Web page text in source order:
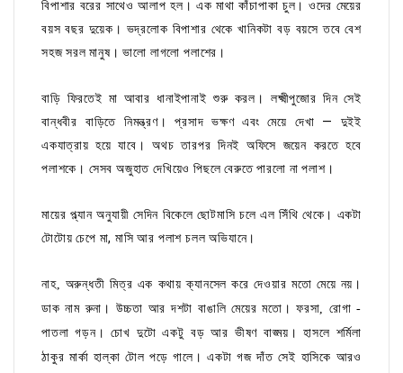
বিপাশার বরের সাথেও আলাপ হল। এক মাথা কাঁচাপাকা চুল। ওদের মেয়ের
বয়স বছর দুয়েক। ভদ্রলোক বিপাশার থেকে খানিকটা বড় বয়সে তবে বেশ
সহজ সরল মানুষ। ভালো লাগলো পলাশের।
বাড়ি ফিরতেই মা আবার ধানাইপানাই শুরু করল। লক্ষ্মীপুজোর দিন সেই
বান্ধবীর বাড়িতে নিমন্ত্রণ। প্রসাদ ভক্ষণ এবং মেয়ে দেখা — দুইই
একযাত্রায় হয়ে যাবে। অথচ তারপর দিনই অফিসে জয়েন করতে হবে
পলাশকে। সেসব অজুহাত দেখিয়েও পিছলে বেরুতে পারলো না পলাশ।
মায়ের প্ল্যান অনুযায়ী সেদিন বিকেলে ছোটমাসি চলে এল সিঁথি থেকে। একটা
টোটোয় চেপে মা, মাসি আর পলাশ চলল অভিযানে।
নাহ, অরুন্ধতী মিত্র এক কথায় ক্যানসেল করে দেওয়ার মতো মেয়ে নয়।
ডাক নাম রুনা। উচ্চতা আর দশটা বাঙালি মেয়ের মতো। ফরসা, রোগা -
পাতলা গড়ন। চোখ দুটো একটু বড় আর ভীষণ বাঙ্ময়। হাসলে শর্মিলা
ঠাকুর মার্কা হাল্কা টোল পড়ে গালে। একটা গজ দাঁত সেই হাসিকে আরও